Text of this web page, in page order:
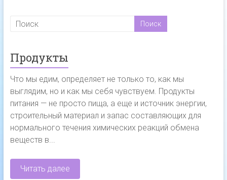
Продукты
Что мы едим, определяет не только то, как мы
выглядим, но и как мы себя чувствуем. Продукты
питания — не просто пища, а еще и источник энергии,
строительный материал и запас составляющих для
нормального течения химических реакций обмена
веществ в...
Читать далее